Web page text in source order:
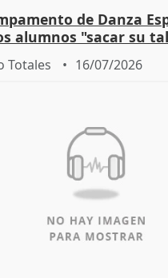
de Danza
alumnos "sacar su
Totales 16/07/2026